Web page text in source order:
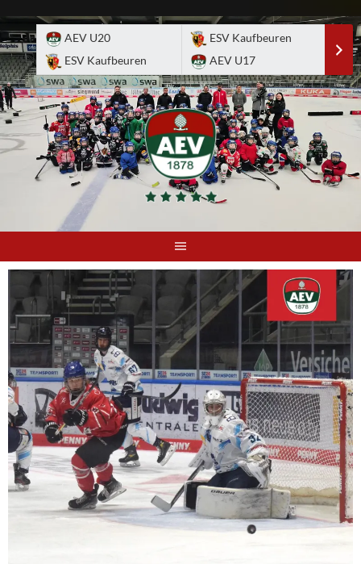
to
content
AEV U20
ESV Kaufbeuren
ESV Kaufbeuren
AEV U17